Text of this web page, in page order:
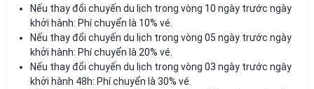
Nếu thay đổi chuyến du lịch trong vòng 10 ngày trước ngày
khởi hành: Phí chuyển là 10% vé.
Nếu thay đổi chuyến du lịch trong vòng 05 ngày trước ngày
khởi hành: Phí chuyển là 20% vé.
Nếu thay đổi chuyến du lịch trong vòng 03 ngày trước ngày
khởi hành 48h: Phí chuyển là 30% vé.